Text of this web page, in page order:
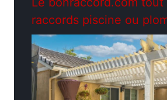
raccords piscine ou